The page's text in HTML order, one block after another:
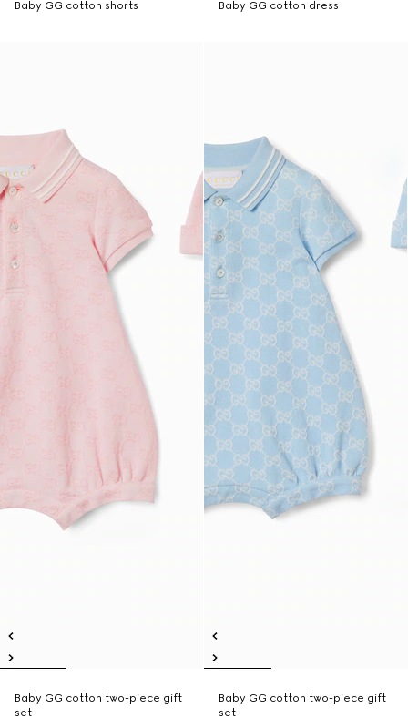
Baby GG cotton shorts Baby GG cotton dress
Baby GG cotton two-piece gift
set
Baby GG cotton two-piece gift
set